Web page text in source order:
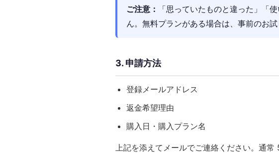
ご注意：
「思っていたものと違った」「
ん。無料プランがある場合は、事前のお試
3. 申請方法
登録メールアドレス
返金希望理由
購入日・購入プラン名
上記を添えてメールでご連絡ください。通常